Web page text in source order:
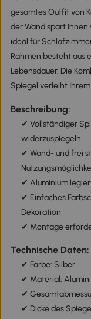
gesamtes Outfit von
der Wand spart
ideal für
Rahmen besteht aus
Lebensdauer. Die
Spiegel verleiht
Beschreibung:
✔ Vollständiger
widerzuspiegeln
✔ Wand- und frei
✔ Aluminium
✔ Einfaches
Dekoration
✔ Montage
Technische Daten:
✔ Farbe: Silber
✔ Material:
✔
✔ Dicke des